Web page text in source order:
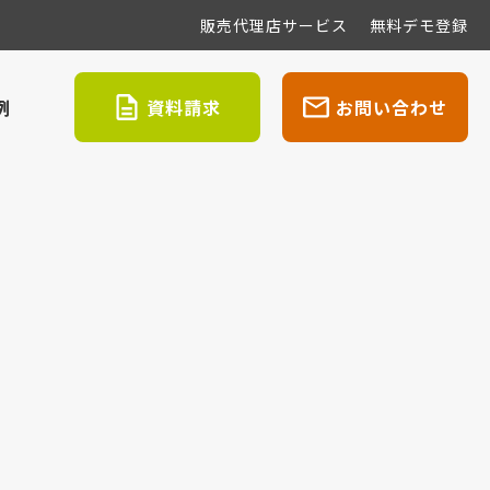
販売代理店サービス 無料デモ登録
資料請求 お問い合わせ